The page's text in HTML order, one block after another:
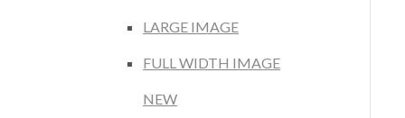
LARGE IMAGE
FULL WIDTH IMAGE
NEW